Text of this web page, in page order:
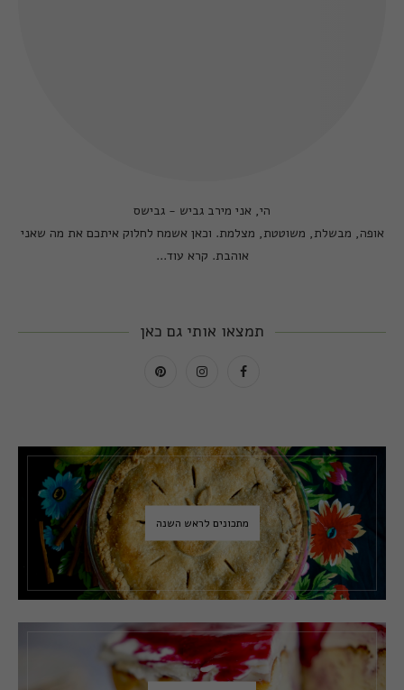
הי, אני מירב גביש - גבישס
אופה, מבשלת, משוטטת, מצלמת. וכאן אשמח לחלוק איתכם את מה שאני
אוהבת. קרא עוד...
תמצאו אותי גם כאן
מתכונים לראש השנה